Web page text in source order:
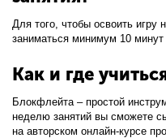
Для того, чтобы освоить игру
заниматься минимум 10 минут
Как и где
Блокфлейта – простой
неделю занятий вы сможете
на авторском онлайн-курсе